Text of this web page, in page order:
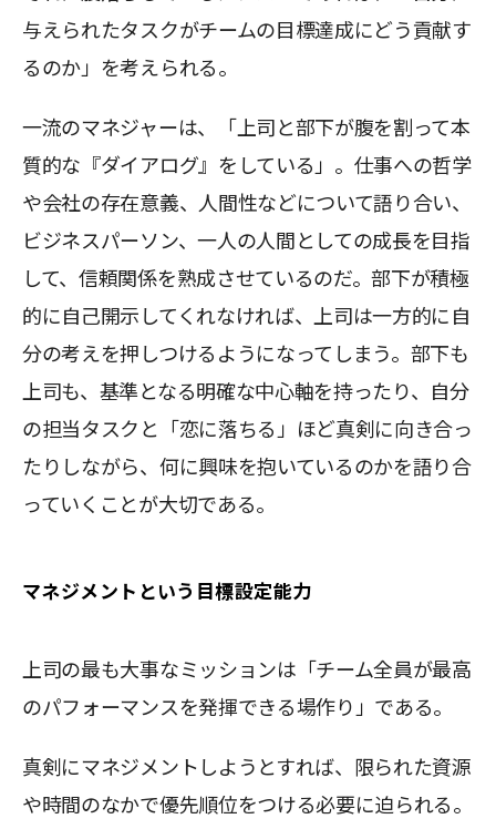
与えられたタスクがチームの目標達成にどう貢献す
るのか」を考えられる。
一流のマネジャーは、「上司と部下が腹を割って本
質的な『ダイアログ』をしている」。仕事への哲学
や会社の存在意義、人間性などについて語り合い、
ビジネスパーソン、一人の人間としての成長を目指
して、信頼関係を熟成させているのだ。部下が積極
的に自己開示してくれなければ、上司は一方的に自
分の考えを押しつけるようになってしまう。部下も
上司も、基準となる明確な中心軸を持ったり、自分
の担当タスクと「恋に落ちる」ほど真剣に向き合っ
たりしながら、何に興味を抱いているのかを語り合
っていくことが大切である。
マネジメントという目標設定能力
上司の最も大事なミッションは「チーム全員が最高
のパフォーマンスを発揮できる場作り」である。
真剣にマネジメントしようとすれば、限られた資源
や時間のなかで優先順位をつける必要に迫られる。